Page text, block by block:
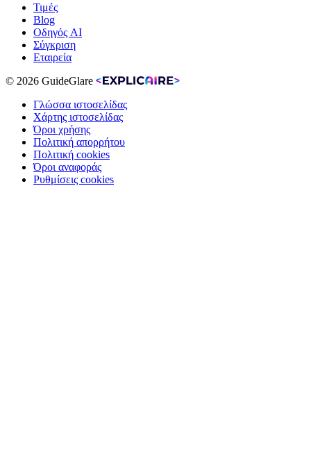
Τιμές
Blog
Οδηγός AI
Σύγκριση
Εταιρεία
© 2026 GuideGlare
Γλώσσα ιστοσελίδας
Χάρτης ιστοσελίδας
Όροι χρήσης
Πολιτική απορρήτου
Πολιτική cookies
Όροι αναφοράς
Ρυθμίσεις cookies